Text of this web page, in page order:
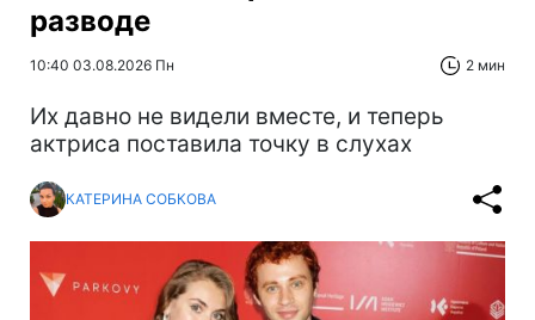
разводе
10:40 03.08.2026 Пн 2 мин
Их давно не видели вместе, и теперь
актриса поставила точку в слухах
КАТЕРИНА СОБКОВА